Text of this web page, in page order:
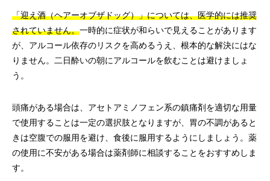
「迎え酒（ヘアーオブザドッグ）」については、医学的には推奨
されていません。一時的に症状が和らいで見えることがあります
が、アルコール依存のリスクを高めるうえ、根本的な解決にはな
りません。二日酔いの朝にアルコールを飲むことは避けましょ
う。
頭痛がある場合は、アセトアミノフェン系の鎮痛剤を適切な用量
で使用することは一定の選択肢となりますが、胃の不調があると
きは空腹での服用を避け、食後に服用するようにしましょう。薬
の使用に不安がある場合は薬剤師に相談することをおすすめしま
す。